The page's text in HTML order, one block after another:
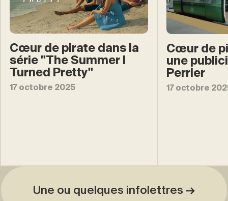
Cœur de pirate dans la
série ''The Summer I
Turned Pretty''
17 octobre 2025
Cœur de
une
Perrier
17 octobre
Une ou quelques infolettres →